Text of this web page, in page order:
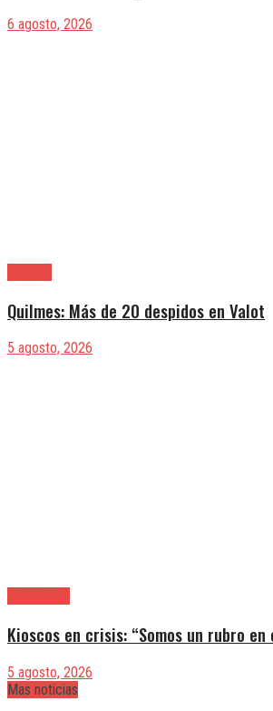
6 agosto, 2026
Quilmes: Más de 20 despidos en Valot
5 agosto, 2026
Kioscos en crisis: “Somos un rubro en
5 agosto, 2026
Mas noticias